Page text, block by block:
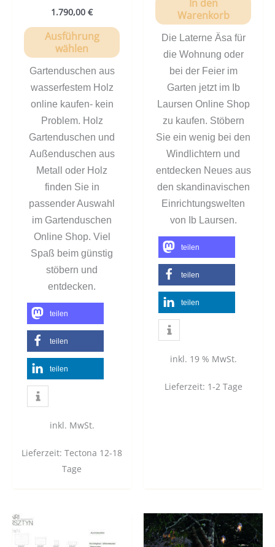
1.790,00 €
Ausführung
wählen
Gartenduschen aus
wasserfestem Holz
online kaufen- kein
Problem. Holz
Gartenduschen und
Außenduschen aus
Metall oder Holz
finden Sie in
passender Auswahl
im Gartenduschen
Online Shop. Viel
Spaß beim günstig
stöbern und
entdecken.
teilen
teilen
teilen
inkl. MwSt.
Lieferzeit: Tectona 12-18
Tage
In den
Warenkorb
Die Laterne Äsa für
die Wohnung oder
bei der Feier im
Garten jetzt im Ib
Laursen Online Shop
zu kaufen. Stöbern
Sie ein wenig bei den
Windlichtern und
entdecken Neues aus
den skandinavischen
Einrichtungswelten
von Ib Laursen.
teilen
teilen
teilen
inkl. 19 % MwSt.
Lieferzeit: 1-2 Tage